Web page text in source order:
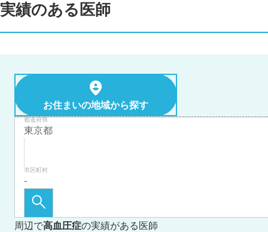
実績のある医師
お住まいの地域から探す
都道府県
市区町村
周辺で高血圧症の実績がある医師